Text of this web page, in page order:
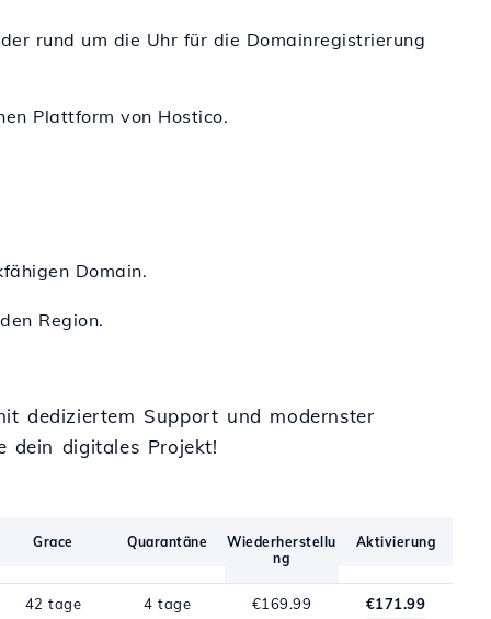
rund um die Uhr für die Domainregistrierung
Plattform von Hostico.
Domain.
Region.
dediziertem Support und modernster
digitales Projekt!
Grace Quarantäne
Wiederherstellu
ng
Aktivierung
42 tage 4 tage €169.99 €171.99